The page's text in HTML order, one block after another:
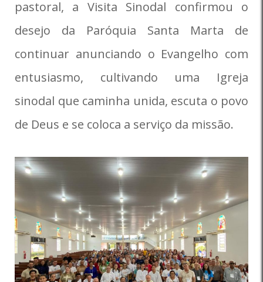
pastoral, a Visita Sinodal confirmou o
desejo da Paróquia Santa Marta de
continuar anunciando o Evangelho com
entusiasmo, cultivando uma Igreja
sinodal que caminha unida, escuta o povo
de Deus e se coloca a serviço da missão.